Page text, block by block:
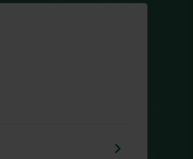
keyboard_arrow_right